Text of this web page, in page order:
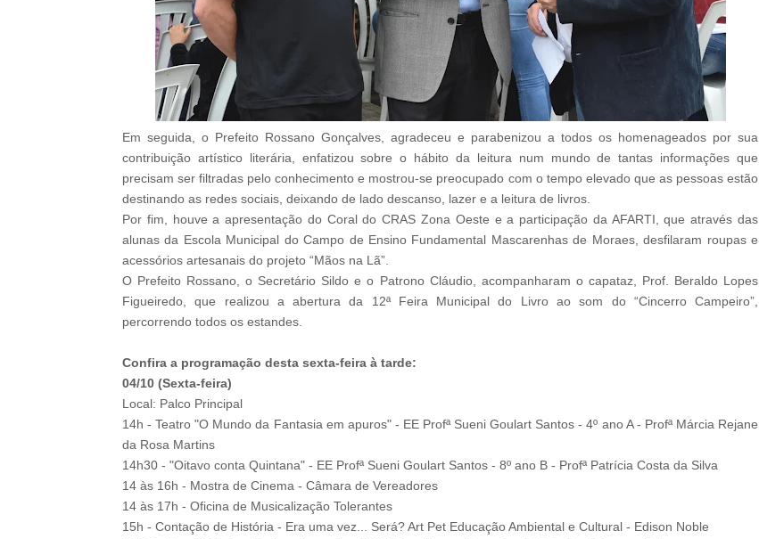
Em seguida, o Prefeito Rossano Gonçalves, agradeceu e parabenizou a todos os homenageados por sua
contribuição artístico literária, enfatizou sobre o hábito da leitura num mundo de tantas informações que
precisam ser filtradas pelo conhecimento e mostrou-se preocupado com o tempo elevado que as pessoas estão
destinando as redes sociais, deixando de lado descanso, lazer e a leitura de livros.
Por fim, houve a apresentação do Coral do CRAS Zona Oeste e a participação da AFARTI, que através das
alunas da Escola Municipal do Campo de Ensino Fundamental Mascarenhas de Moraes, desfilaram roupas e
acessórios artesanais do projeto “Mãos na Lã”.
O Prefeito Rossano, o Secretário Sildo e o Patrono Cláudio, acompanharam o capataz, Prof. Beraldo Lopes
Figueiredo, que realizou a abertura da 12ª Feira Municipal do Livro ao som do “Cincerro Campeiro”,
percorrendo todos os estandes.
Confira a programação desta sexta-feira à tarde:
04/10 (Sexta-feira)
Local: Palco Principal
14h - Teatro "O Mundo da Fantasia em apuros" - EE Profª Sueni Goulart Santos - 4º ano A - Profª Márcia Rejane
da Rosa Martins
14h30 - "Oitavo conta Quintana" - EE Profª Sueni Goulart Santos - 8º ano B - Profª Patrícia Costa da Silva
14 às 16h - Mostra de Cinema - Câmara de Vereadores
14 às 17h - Oficina de Musicalização Tolerantes
15h - Contação de História - Era uma vez... Será? Art Pet Educação Ambiental e Cultural - Edison Noble